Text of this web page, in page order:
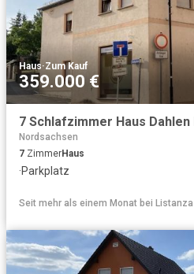
Haus·Zum Kauf
359.000 €
Nordsachsen
7 ZimmerHaus
·Parkplatz
Seit mehr als einem Monat bei Listanza